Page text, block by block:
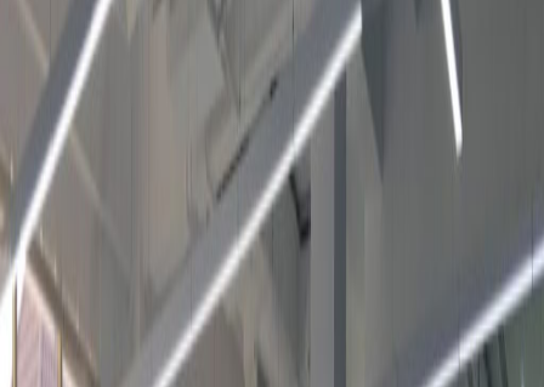
بالقرب من وسائل المواصلات الرئيسية
قاعات الاجتماع
مطعم لتناول الغداء داخل الموقع
رَكن آمن للسيارات تحت الأرض
أماكن للاستحمام
عرض الكل